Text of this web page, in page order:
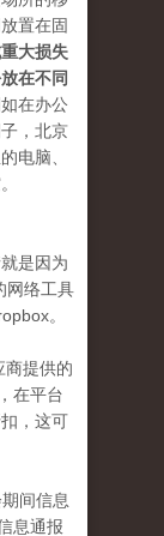
置在固
大损失
在不同
在办公
，北京
电脑、
是因为
网络工具
。
商提供的
在平台
，这可
间信息
息通报